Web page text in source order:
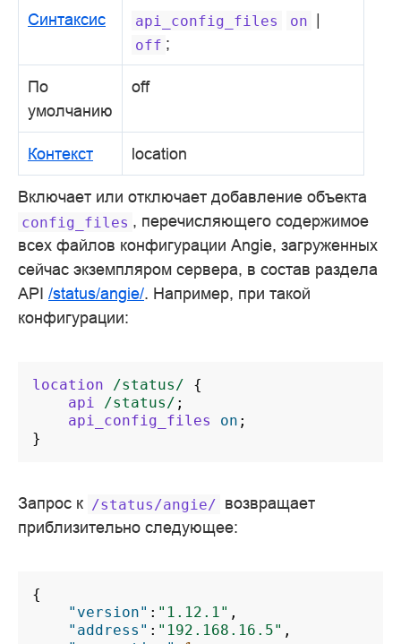
Синтаксис api_config_files on |
off ;
По
умолчанию
off
Контекст location
Включает или отключает добавление объекта
config_files , перечисляющего содержимое
всех файлов конфигурации Angie, загруженных
сейчас экземпляром сервера, в состав раздела
API /status/angie/. Например, при такой
конфигурации:
location /status/
{
api
/status/ ;
api_config_files
on ;
}
Запрос к /status/angie/ возвращает
приблизительно следующее:
{
"version" : "1.12.1" ,
"address" : "192.168.16.5" ,